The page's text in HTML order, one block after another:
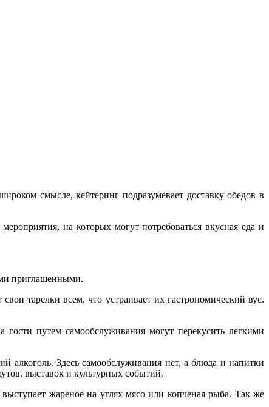
смысле, кейтеринг подразумевает доставку обедов в
на которых могут потребоваться вкусная еда и
приглашенными.
тарелки всем, что устраивает их гастрономический вус.
путем самообслуживания могут перекусить легкими
алкоголь. Здесь самообслуживания нет, а блюда и напитки
выставок и культурных событий.
жареное на углях мясо или копченая рыба. Так же